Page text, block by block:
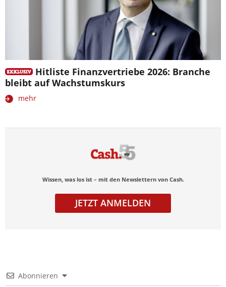
Hitliste Finanzvertriebe 2026: Branche
bleibt auf Wachstumskurs
mehr
Wissen, was los ist – mit den Newslettern von Cash.
JETZT ANMELDEN
Abonnieren